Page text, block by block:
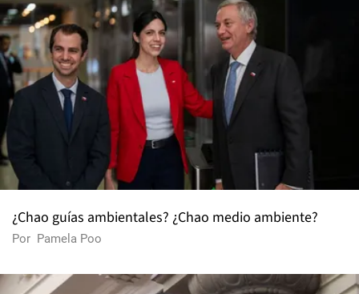
¿Chao guías ambientales? ¿Chao medio ambiente?
Por Pamela Poo